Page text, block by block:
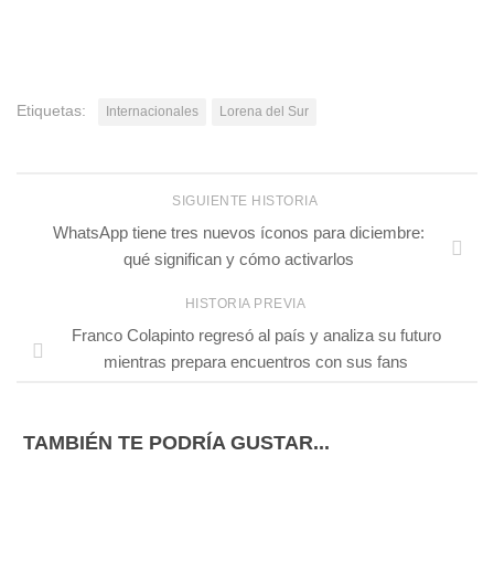
Etiquetas: Internacionales Lorena del Sur
SIGUIENTE HISTORIA
WhatsApp tiene tres nuevos íconos para diciembre:
qué significan y cómo activarlos
HISTORIA PREVIA
Franco Colapinto regresó al país y analiza su futuro
mientras prepara encuentros con sus fans
TAMBIÉN TE PODRÍA GUSTAR...